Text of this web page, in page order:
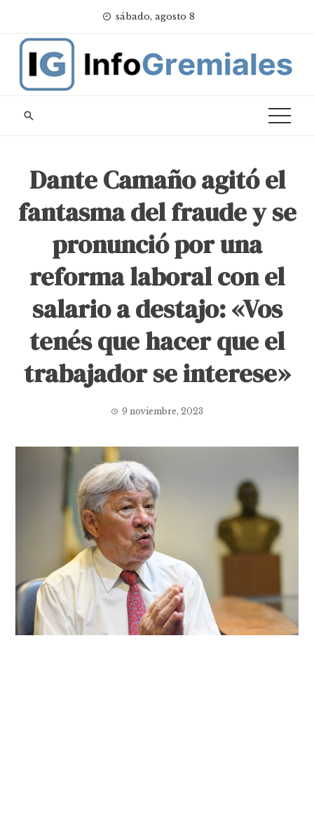
content
sábado, agosto 8
Dante Camaño agitó el
fantasma del fraude y se
pronunció por una
reforma laboral con el
salario a destajo: «Vos
tenés que hacer que el
trabajador se interese»
9 noviembre, 2023